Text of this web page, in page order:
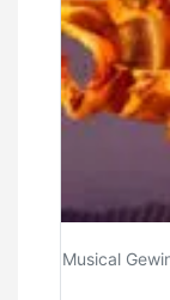
Musical